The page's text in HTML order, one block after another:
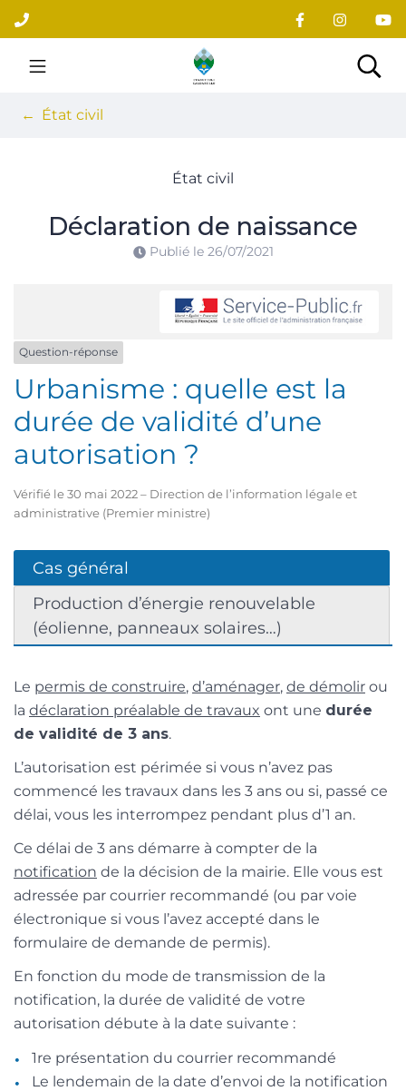
Aller
au
contenu
Site officiel du village
État civil
État civil
Déclaration de naissance
Publié le 26/07/2021
Question-réponse
Urbanisme : quelle est la
durée de validité d’une
autorisation ?
Vérifié le 30 mai 2022 – Direction de l’information légale et
administrative (Premier ministre)
Cas général
Production d’énergie renouvelable
(éolienne, panneaux solaires…)
Le permis de construire, d’aménager, de démolir ou
la déclaration préalable de travaux ont une durée
de validité de 3 ans.
L’autorisation est périmée si vous n’avez pas
commencé les travaux dans les 3 ans ou si, passé ce
délai, vous les interrompez pendant plus d’1 an.
Ce délai de 3 ans démarre à compter de la
notification de la décision de la mairie. Elle vous est
adressée par courrier recommandé (ou par voie
électronique si vous l’avez accepté dans le
formulaire de demande de permis).
En fonction du mode de transmission de la
notification, la durée de validité de votre
autorisation débute à la date suivante :
1re présentation du courrier recommandé
Le lendemain de la date d’envoi de la notification